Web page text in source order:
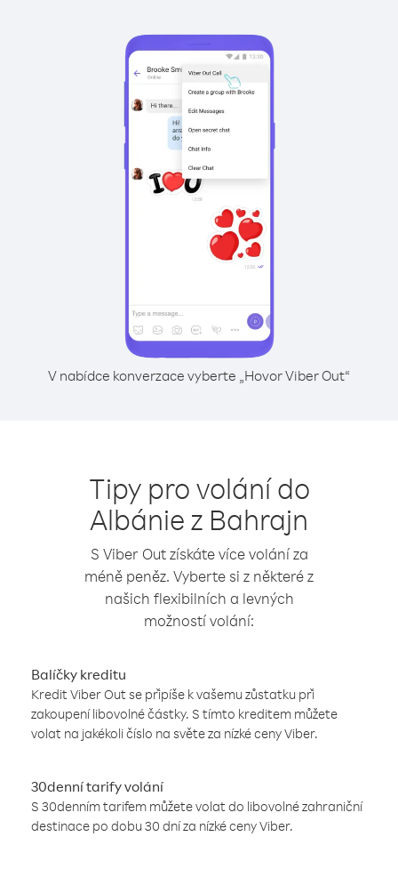
V nabídce konverzace vyberte „Hovor Viber Out“
Tipy pro volání do
Albánie z Bahrajn
S Viber Out získáte více volání za
méně peněz. Vyberte si z některé z
našich flexibilních a levných
možností volání:
Balíčky kreditu
Kredit Viber Out se připíše k vašemu zůstatku při
zakoupení libovolné částky. S tímto kreditem můžete
volat na jakékoli číslo na světe za nízké ceny Viber.
30denní tarify volání
S 30denním tarifem můžete volat do libovolné zahraniční
destinace po dobu 30 dní za nízké ceny Viber.